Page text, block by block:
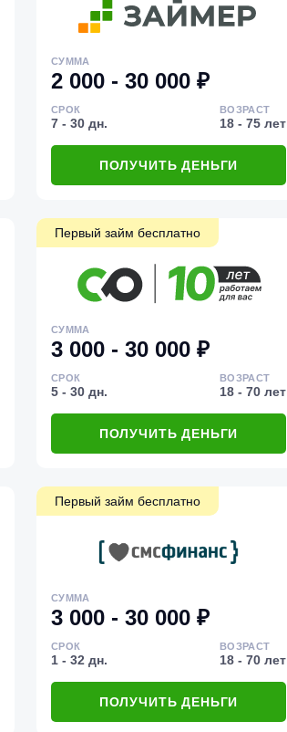
СУММА
2 000 - 30 000 ₽
СРОК
7 - 30 дн.
ВОЗРАСТ
18 - 75 лет
ПОЛУЧИТЬ ДЕНЬГИ
Первый займ бесплатно
СУММА
3 000 - 30 000 ₽
СРОК
5 - 30 дн.
ВОЗРАСТ
18 - 70 лет
ПОЛУЧИТЬ ДЕНЬГИ
Первый займ бесплатно
СУММА
3 000 - 30 000 ₽
СРОК
1 - 32 дн.
ВОЗРАСТ
18 - 70 лет
ПОЛУЧИТЬ ДЕНЬГИ